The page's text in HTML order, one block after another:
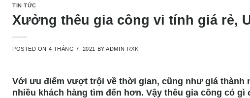
TIN TỨC
Xưởng thêu gia công vi tính giá rẻ,
POSTED ON 4 THÁNG 7, 2021 BYADMIN-RXK
Với ưu điểm vượt trội về thời gian, cũng như giá
nhiều khách hàng tìm đến hơn. Vậy thêu gia công có